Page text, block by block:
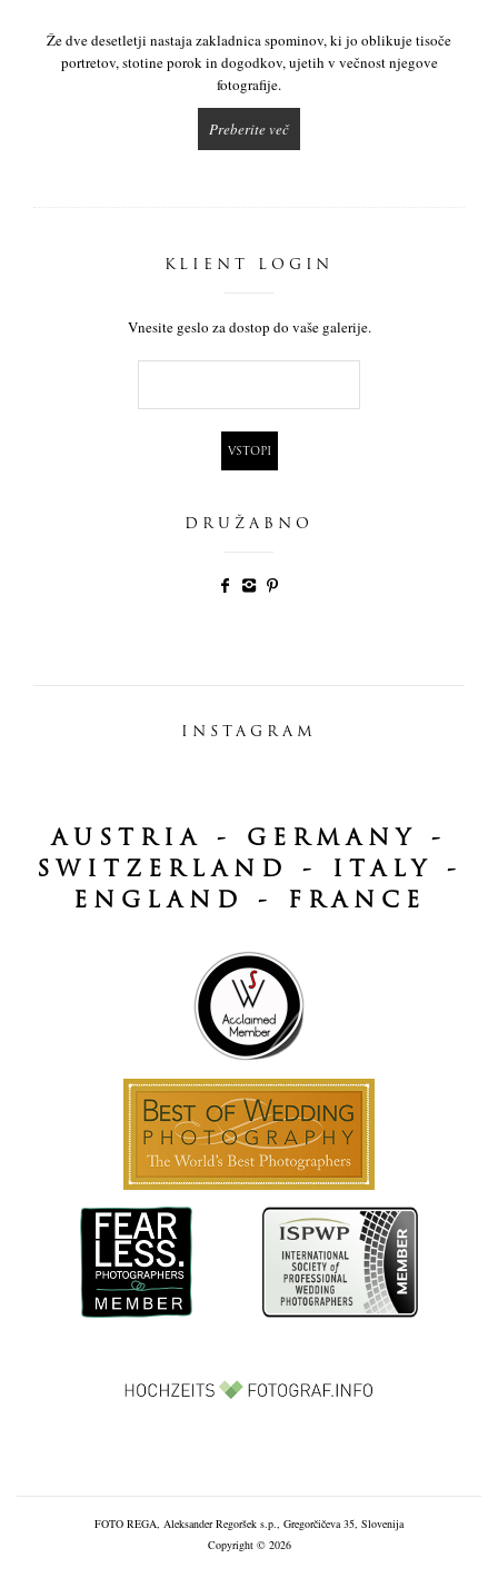
Že dve desetletji nastaja zakladnica spominov, ki jo oblikuje tisoče
portretov, stotine porok in dogodkov, ujetih v večnost njegove
fotografije.
Preberite več
KLIENT LOGIN
Vnesite geslo za dostop do vaše galerije.
DRUŽABNO
INSTAGRAM
AUSTRIA - GERMANY -
SWITZERLAND - ITALY -
ENGLAND - FRANCE
FOTO REGA, Aleksander Regoršek s.p., Gregorčičeva 35, Slovenija
Copyright © 2026